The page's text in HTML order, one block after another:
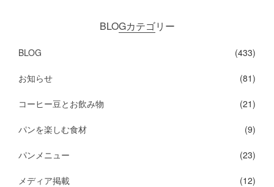
BLOGカテゴリー
BLOG (433)
お知らせ (81)
コーヒー豆とお飲み物 (21)
パンを楽しむ食材 (9)
パンメニュー (23)
メディア掲載 (12)